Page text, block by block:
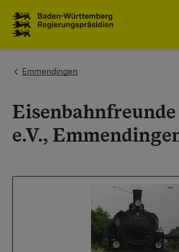
You are here:
Emmendingen
e.V.,